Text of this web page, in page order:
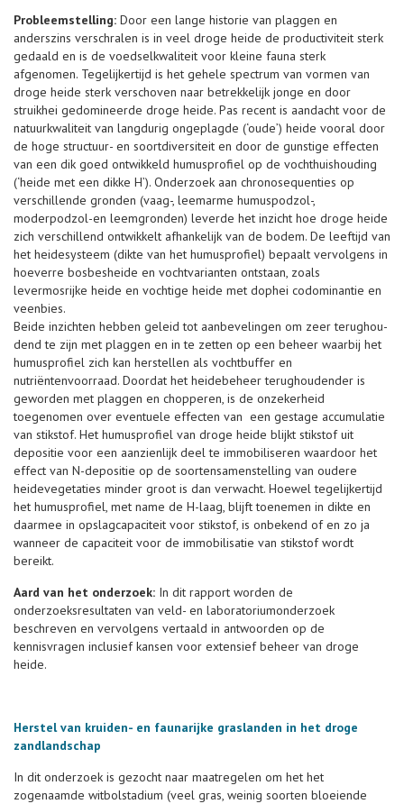
Probleemstelling: Door een lange historie van plaggen en
anderszins verschra­len is in veel droge heide de productiviteit sterk
gedaald en is de voedselkwaliteit voor kleine fauna sterk
afgenomen. Tegelijkertijd is het gehele spectrum van vormen van
droge heide sterk verschoven naar betrekkelijk jonge en door
struikhei gedomineerde droge heide. Pas recent is aandacht voor de
natuurkwaliteit van langdurig onge­plagde (‘oude’) heide vooral door
de hoge structuur- en soortdiversiteit en door de gunstige effecten
van een dik goed ontwikkeld humusprofiel op de vochthuis­houding
(‘heide met een dikke H’). Onderzoek aan chronosequenties op
verschillende gronden (vaag-, leemarme humuspodzol-,
moderpodzol-en leemgronden) leverde het inzicht hoe droge heide
zich verschillend ontwikkelt afhankelijk van de bodem. De leeftijd van
het heidesysteem (dikte van het humusprofiel) bepaalt vervolgens in
hoeverre bosbes­heide en vochtvarianten ontstaan, zoals
levermosrijke heide en vochtige heide met dophei codominantie en
veenbies.
Beide inzichten hebben geleid tot aanbevelingen om zeer terughou­
dend te zijn met plaggen en in te zetten op een beheer waarbij het
humusprofiel zich kan herstellen als vochtbuffer en
nutriëntenvoorraad. Doordat het heidebeheer terughoudender is
geworden met plaggen en chopperen, is de onzekerheid
toegenomen over eventuele effecten van een gestage accumulatie
van stikstof. Het humusprofiel van droge heide blijkt stikstof uit
depositie voor een aanzienlijk deel te immobiliseren waardoor het
effect van N-depositie op de soortensamenstelling van oudere
heidevegetaties minder groot is dan verwacht. Hoewel tegelij­kertijd
het humusprofiel, met name de H-laag, blijft toenemen in dikte en
daarmee in opslagcapaciteit voor stikstof, is onbekend of en zo ja
wanneer de capaciteit voor de immobilisatie van stikstof wordt
bereikt.
Aard van het onderzoek: In dit rapport worden de
onderzoeksresultaten van veld- en laboratoriumonderzoek
beschreven en vervolgens vertaald in antwoorden op de
kennisvragen inclusief kansen voor extensief beheer van droge
heide.
Herstel van kruiden- en faunarijke graslanden in het droge
zandlandschap
In dit onderzoek is gezocht naar maatregelen om het het
zogenaamde witbolstadium (veel gras, weinig soorten bloeiende